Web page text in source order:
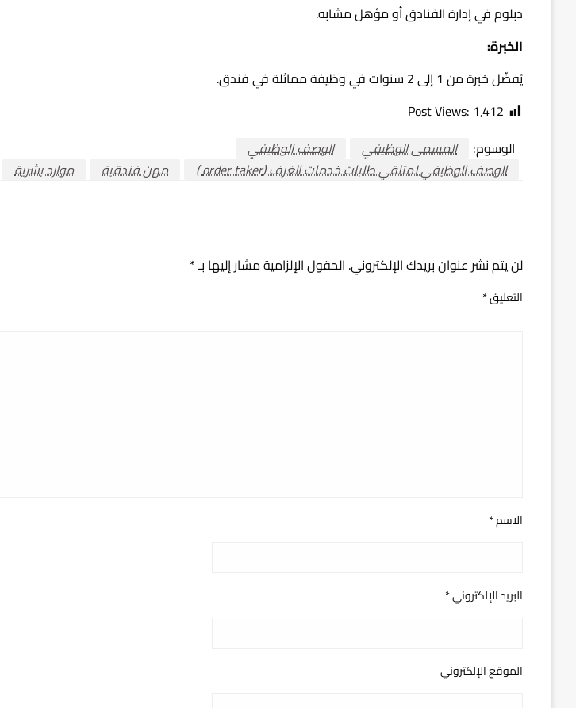
دبلوم في إدارة الفنادق أو مؤهل مشابه.
الخبرة:
يُفضّل خبرة من 1 إلى 2 سنوات في وظيفة مماثلة في فندق.
Post Views: 1٬412
الوسوم:
المسمى الوظيفي
الوصف الوظيفي
الوصف الوظيفي لمتلقي طلبات خدمات الغرف (order taker )
مهن فندقية موارد بشرية
لن يتم نشر عنوان بريدك الإلكتروني. الحقول الإلزامية مشار إليها بـ*
التعليق*
الاسم*
البريد الإلكتروني*
الموقع الإلكتروني